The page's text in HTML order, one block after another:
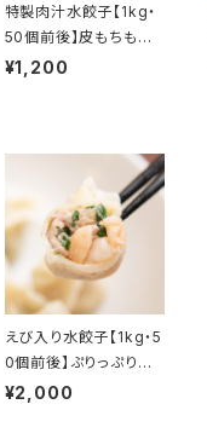
特製肉汁水餃子【1kg・
50個前後】皮もちもち、
豚肉とニラがたっぷり！
¥1,200
えび入り水餃子【1kg・5
0個前後】ぷりっぷりの
えびをたっぷり詰めまし
¥2,000